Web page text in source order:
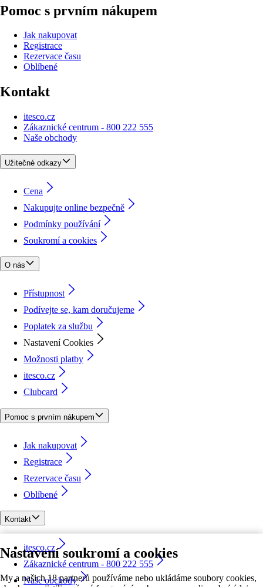
Nastavení soukromí a cookies
My a našich 18 partnerů používáme nebo ukládáme soubory cookies,
Pomoc s prvním nákupem
Jak nakupovat
Registrace
Rezervace času
Oblíbené
Kontakt
itesco.cz
Zákaznické centrum - 800 222 555
Naše obchody
Užitečné odkazy
Cena
Nakupujte online bezpečně
Podmínky používání
Soukromí a cookies
O nás
Přístupnost
Podívejte se, kam doručujeme
Poplatek za službu
Nastavení Cookies
Možnosti platby
itesco.cz
Clubcard
Pomoc s prvním nákupem
Jak nakupovat
Registrace
Rezervace času
Oblíbené
Kontakt
itesco.cz
Zákaznické centrum - 800 222 555
Naše obchody